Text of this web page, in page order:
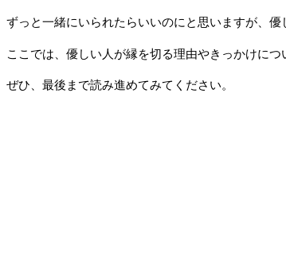
ずっと一緒にいられたらいいのにと思いますが、
ここでは、優しい人が縁を切る理由やきっかけにつ
ぜひ、最後まで読み進めてみてください。